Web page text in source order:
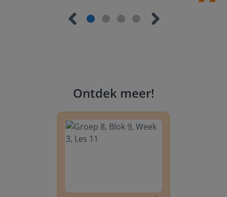
Ontdek meer!